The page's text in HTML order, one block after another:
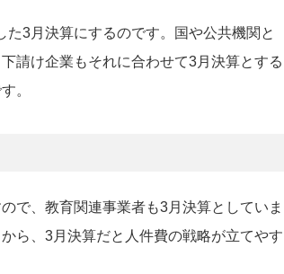
3月決算にするのです。国や公共機関と
請け企業もそれに合わせて3月決算とする
。
で、教育関連事業者も3月決算としていま
ら、3月決算だと人件費の戦略が立てやす